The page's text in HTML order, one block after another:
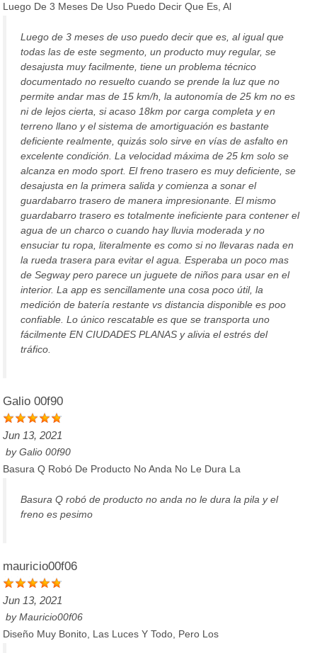
Luego De 3 Meses De Uso Puedo Decir Que Es, Al
Luego de 3 meses de uso puedo decir que es, al igual que
todas las de este segmento, un producto muy regular, se
desajusta muy facilmente, tiene un problema técnico
documentado no resuelto cuando se prende la luz que no
permite andar mas de 15 km/h, la autonomía de 25 km no es
ni de lejos cierta, si acaso 18km por carga completa y en
terreno llano y el sistema de amortiguación es bastante
deficiente realmente, quizás solo sirve en vías de asfalto en
excelente condición. La velocidad máxima de 25 km solo se
alcanza en modo sport. El freno trasero es muy deficiente, se
desajusta en la primera salida y comienza a sonar el
guardabarro trasero de manera impresionante. El mismo
guardabarro trasero es totalmente ineficiente para contener el
agua de un charco o cuando hay lluvia moderada y no
ensuciar tu ropa, literalmente es como si no llevaras nada en
la rueda trasera para evitar el agua. Esperaba un poco mas
de Segway pero parece un juguete de niños para usar en el
interior. La app es sencillamente una cosa poco útil, la
medición de batería restante vs distancia disponible es poo
confiable. Lo único rescatable es que se transporta uno
fácilmente EN CIUDADES PLANAS y alivia el estrés del
tráfico.
Galio 00f90
Jun 13, 2021
byGalio 00f90
Basura Q Robó De Producto No Anda No Le Dura La
Basura Q robó de producto no anda no le dura la pila y el
freno es pesimo
mauricio00f06
Jun 13, 2021
byMauricio00f06
Diseño Muy Bonito, Las Luces Y Todo, Pero Los